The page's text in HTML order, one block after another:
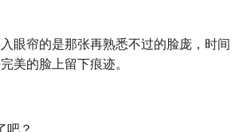
眼帘的是那张再熟悉不过的脸庞，时间
美的脸上留下痕迹。